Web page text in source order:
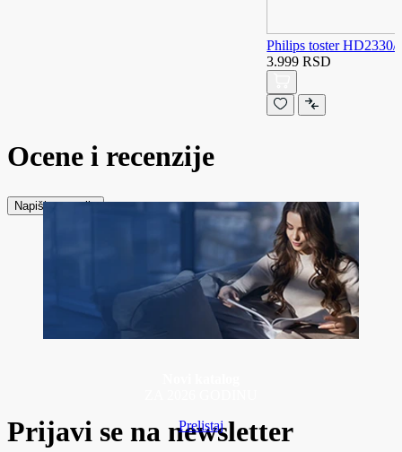
Philips toster HD2330/
3.999 RSD
Ocene i recenzije
Napiši recenziju
Prelistaj
Prijavi se na newsletter